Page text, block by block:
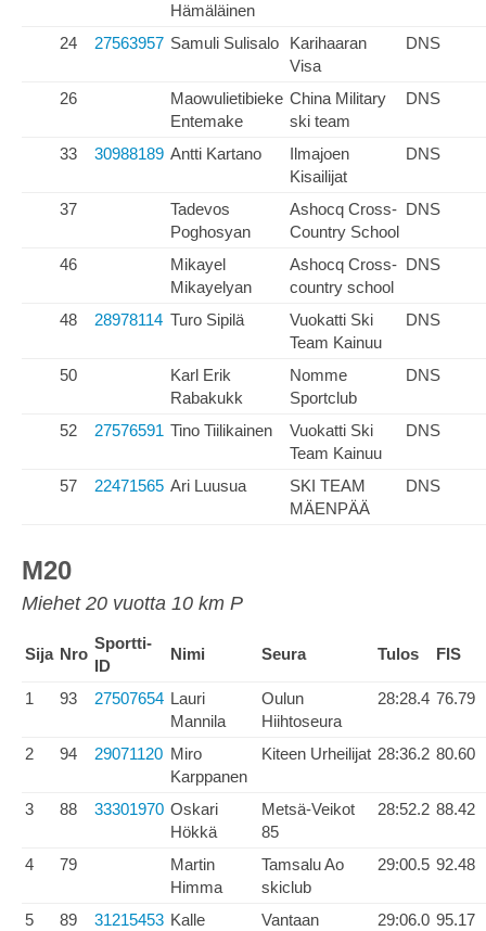
Hämäläinen
24 27563957 Samuli Sulisalo
Karihaaran
Visa
DNS
26
Maowulietibieke
Entemake
China Military
ski team
DNS
33 30988189 Antti Kartano
Ilmajoen
Kisailijat
DNS
37
Tadevos
Poghosyan
Ashocq Cross-
Country School
DNS
46
Mikayel
Mikayelyan
Ashocq Cross-
country school
DNS
48 28978114 Turo Sipilä
Vuokatti Ski
Team Kainuu
DNS
50
Karl Erik
Rabakukk
Nomme
Sportclub
DNS
52 27576591 Tino Tiilikainen
Vuokatti Ski
Team Kainuu
DNS
57 22471565 Ari Luusua
SKI TEAM
MÄENPÄÄ
DNS
M20
Miehet 20 vuotta 10 km P
Sija Nro
Sportti-
ID
Nimi Seura Tulos FIS
1 93 27507654 Lauri
Mannila
Oulun
Hiihtoseura
28:28.4 76.79
2 94 29071120 Miro
Karppanen
Kiteen Urheilijat 28:36.2 80.60
3 88 33301970 Oskari
Hökkä
Metsä-Veikot
85
28:52.2 88.42
4 79
Martin
Himma
Tamsalu Ao
skiclub
29:00.5 92.48
5 89 31215453 Kalle Vantaan 29:06.0 95.17